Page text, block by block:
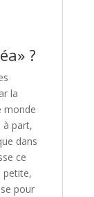
?
la
monde
à part,
dans
ce
petite,
pour